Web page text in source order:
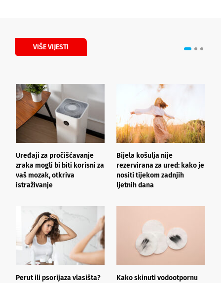
VIŠE VIJESTI
Uređaji za pročišćavanje
zraka mogli bi biti korisni za
vaš mozak, otkriva
istraživanje
Bijela košulja nije
rezervirana za ured: kako je
nositi tijekom zadnjih
ljetnih dana
Perut ili psorijaza vlasišta?
Kako skinuti vodootpornu